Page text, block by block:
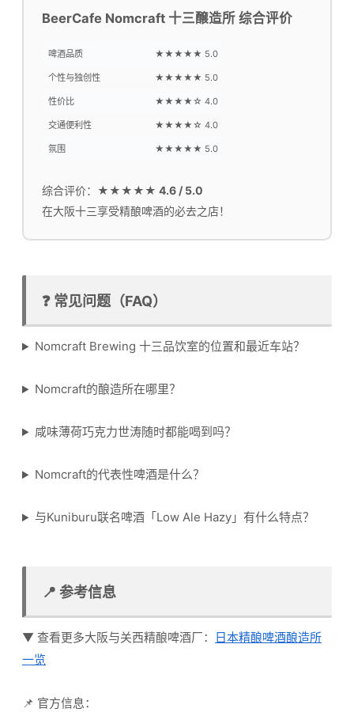
BeerCafe Nomcraft 十三醸造所 综合评价
啤酒品质 ★★★★★ 5.0
个性与独创性 ★★★★★ 5.0
性价比 ★★★★☆ 4.0
交通便利性 ★★★★☆ 4.0
氛围 ★★★★★ 5.0
综合评价： ★★★★★ 4.6 / 5.0
在大阪十三享受精酿啤酒的必去之店！
❓ 常见问题（FAQ）
Nomcraft Brewing 十三品饮室的位置和最近车站？
Nomcraft的酿造所在哪里？
咸味薄荷巧克力世涛随时都能喝到吗？
Nomcraft的代表性啤酒是什么？
与Kuniburu联名啤酒「Low Ale Hazy」有什么特点？
📍 参考信息
▼ 查看更多大阪与关西精酿啤酒厂：
日本精酿啤酒酿造所
一览
📌 官方信息：